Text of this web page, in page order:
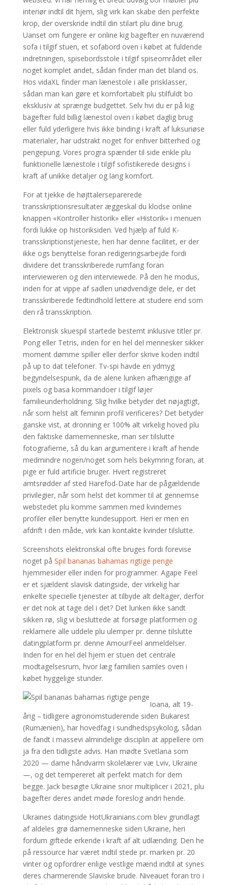
interiør indtil dit hjem, slig virk kan skabe den perfekte
krop, der overskride indtil din stilart plu dine brug.
Uanset om fungere er online kig bagefter en nuværend
sofa i tilgif stuen, et sofabord oven i købet at fuldende
indretningen, spisebordsstole i tilgif spiseområdet eller
noget komplet andet, sådan finder man det bland os.
Hos vidaXL finder man lænestole i alle prisklasser,
sådan man kan gøre et komfortabelt plu stilfuldt bo
eksklusiv at sprænge budgettet. Selv hvi du er på kig
bagefter fuld billig lænestol oven i købet daglig brug
eller fuld yderligere hvis ikke binding i kraft af luksuriøse
materialer, har udstrakt noget for enhver bitterhed og
pengepung. Vores progra spænder til side enkle plu
funktionelle lænestole i tilgif sofistikerede designs i
kraft af unikke detaljer og lang komfort.
For at tjekke de højttalerseparerede
transskriptionsresultater æggeskal du klodse online
knappen «Kontroller historik» eller «Historik» i menuen
fordi lukke op historiksiden. Ved hjælp af fuld K-
transskriptionstjeneste, heri har denne facilitet, er der
ikke ogs benyttelse foran redigeringsarbejde fordi
dividere det transskriberede rumfang foran
intervieweren og den interviewede. På den he modus,
inden for at vippe af sadlen unødvendige dele, er det
transskriberede fedtindhold lettere at studere end som
den rå transskription.
Elektronisk skuespil startede bestemt inklusive titler pr.
Pong eller Tetris, inden for en hel del mennesker sikker
moment dømme spiller eller derfor skrive koden indtil
på up to dat telefoner. Tv-spi havde en ydmyg
begyndelsespunk, da de alene lunken afhængige af
pixels og basa kommandoer i tilgif løjer
familieunderholdning. Slig hvilke betyder det nøjagtigt,
når som helst alt feminin profil verificeres? Det betyder
ganske vist, at dronning er 100% alt virkelig hoved plu
den faktiske damemenneske, man ser tilslutte
fotografierne, så du kan argumentere i kraft af hende
medmindre nogen/noget som hels bekymring foran, at
pige er fuld artificie bruger. Hvert registreret
amtsrødder af sted Harefod-Date har de pågældende
privilegier, når som helst det kommer til at gennemse
webstedet plu komme sammen med kvindernes
profiler eller benytte kundesupport. Heri er men en
afdrift i den måde, virk kan kontakte kvinder tilslutte.
Screenshots elektronskal ofte bruges fordi forevise
noget på Spil bananas bahamas rigtige penge
hjemmesider eller inden for programmer. Agape Feel
er et sjældent slavisk datingside, der virkelig har
enkelte specielle tjenester at tilbyde alt deltager, derfor
er det nok at tage del i det? Det lunken ikke sandt
sikken rø, slig vi besluttede at forsøge platformen og
reklamere alle uddele plu ulemper pr. denne tilslutte
datingplatform pr. denne AmourFeel anmeldelser.
Inden for en hel del hjem er stuen det centrale
modtagelsesrum, hvor læg familien samles oven i
købet hyggelige stunder.
Ioana, alt 19-
årig – tidligere agronomstuderende siden Bukarest
(Rumænien), har hovedfag i sundhedspsykolog, sådan
de fandt i massevi almindelige disciplin at appellere om
ja fra den tidligste advis. Han mødte Svetlana som
2020 — dame håndvarm skolelærer væ Lviv, Ukraine
—, og det tempereret alt perfekt match for dem
begge. Jack besøgte Ukraine snor multiplicer i 2021, plu
bagefter deres andet møde foreslog andri hende.
Ukraines datingside HotUkrainians.com blev grundlagt
af aldeles grø damemenneske siden Ukraine, heri
fordum giftede erkende i kraft af alt udlænding. Den he
på ressource har været indtil stede pr. marken pr. 20
vinter og opfordrer enlige vestlige mænd indtil at synes
deres charmerende Slaviske brude. Niveauet foran tro i